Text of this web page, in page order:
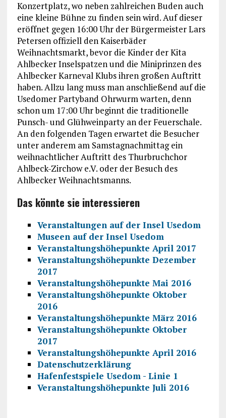
Konzertplatz, wo neben zahlreichen Buden auch
eine kleine Bühne zu finden sein wird. Auf dieser
eröffnet gegen 16:00 Uhr der Bürgermeister Lars
Petersen offiziell den Kaiserbäder
Weihnachtsmarkt, bevor die Kinder der Kita
Ahlbecker Inselspatzen und die Miniprinzen des
Ahlbecker Karneval Klubs ihren großen Auftritt
haben. Allzu lang muss man anschließend auf die
Usedomer Partyband Ohrwurm warten, denn
schon um 17:00 Uhr beginnt die traditionelle
Punsch- und Glühweinparty an der Feuerschale.
An den folgenden Tagen erwartet die Besucher
unter anderem am Samstagnachmittag ein
weihnachtlicher Auftritt des Thurbruchchor
Ahlbeck-Zirchow e.V. oder der Besuch des
Ahlbecker Weihnachtsmanns.
Das könnte sie interessieren
Veranstaltungen auf der Insel Usedom
Museen auf der Insel Usedom
Veranstaltungshöhepunkte April 2017
Veranstaltungshöhepunkte Dezember
2017
Veranstaltungshöhepunkte Mai 2016
Veranstaltungshöhepunkte Oktober
2016
Veranstaltungshöhepunkte März 2016
Veranstaltungshöhepunkte Oktober
2017
Veranstaltungshöhepunkte April 2016
Datenschutzerklärung
Hafenfestspiele Usedom - Linie 1
Veranstaltungshöhepunkte Juli 2016